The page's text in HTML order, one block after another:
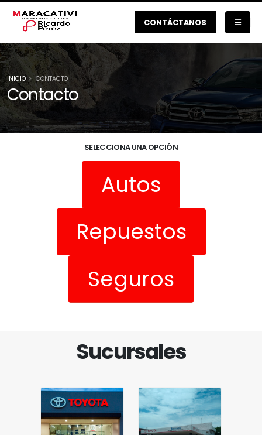
CONTÁCTANOS
Contacto
INICIO CONTACTO
SELECCIONA UNA OPCIÓN
Autos
Repuestos
Seguros
Sucursales